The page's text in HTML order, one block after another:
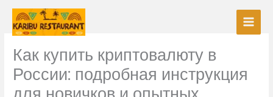
Skip
content
Как купить криптовалюту в
России: подробная инструкция